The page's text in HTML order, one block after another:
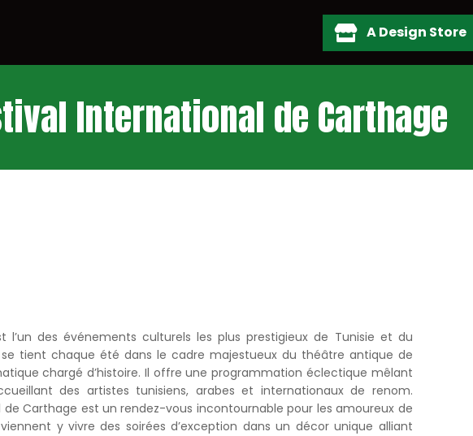
 A Design Store
International de Carthage
l’un des événements culturels les plus prestigieux de Tunisie et du
tient chaque été dans le cadre majestueux du théâtre antique de
chargé d’histoire. Il offre une programmation éclectique mêlant
des artistes tunisiens, arabes et internationaux de renom.
de Carthage est un rendez-vous incontournable pour les amoureux de
y vivre des soirées d’exception dans un décor unique alliant